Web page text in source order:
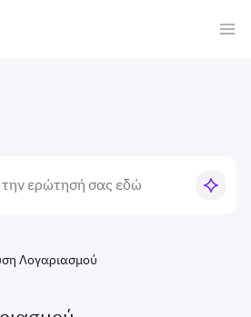
Λογαριασμού